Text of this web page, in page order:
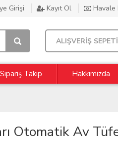
Girişi Kayıt Ol Havale
ALIŞVERİŞ
Sipariş Takip Hakkımızda
Otomatik Av